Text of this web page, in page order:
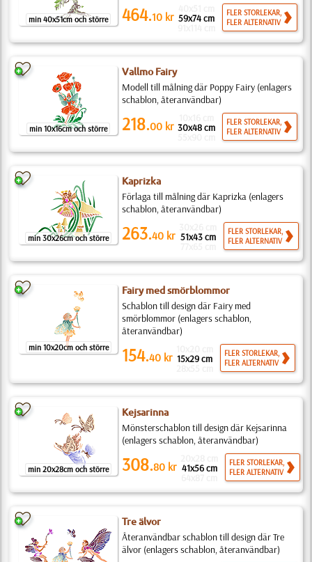
min 40x51cm och större 464.10 kr 59x74 cm
FLER STORLEKAR,
FLER ALTERNATIV
min 10x16cm och större
Vallmo Fairy
Modell till målning där Poppy Fairy (enlagers
schablon, återanvändbar)
218.00 kr 30x48 cm
FLER STORLEKAR,
FLER ALTERNATIV
min 30x26cm och större
Kaprizka
Förlaga till målning där Kaprizka (enlagers
schablon, återanvändbar)
263.40 kr 51x43 cm
FLER STORLEKAR,
FLER ALTERNATIV
min 10x20cm och större
Fairy med smörblommor
Schablon till design där Fairy med
smörblommor (enlagers schablon,
återanvändbar)
154.40 kr 15x29 cm
FLER STORLEKAR,
FLER ALTERNATIV
min 20x28cm och större
Kejsarinna
Mönsterschablon till design där Kejsarinna
(enlagers schablon, återanvändbar)
308.80 kr 41x56 cm
FLER STORLEKAR,
FLER ALTERNATIV
Tre älvor
Återanvändbar schablon till design där Tre
älvor (enlagers schablon, återanvändbar)